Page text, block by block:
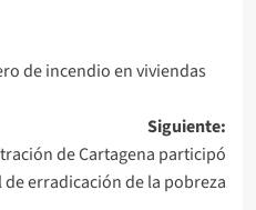
de incendio en viviendas
Siguiente:
de Cartagena participó
erradicación de la pobreza